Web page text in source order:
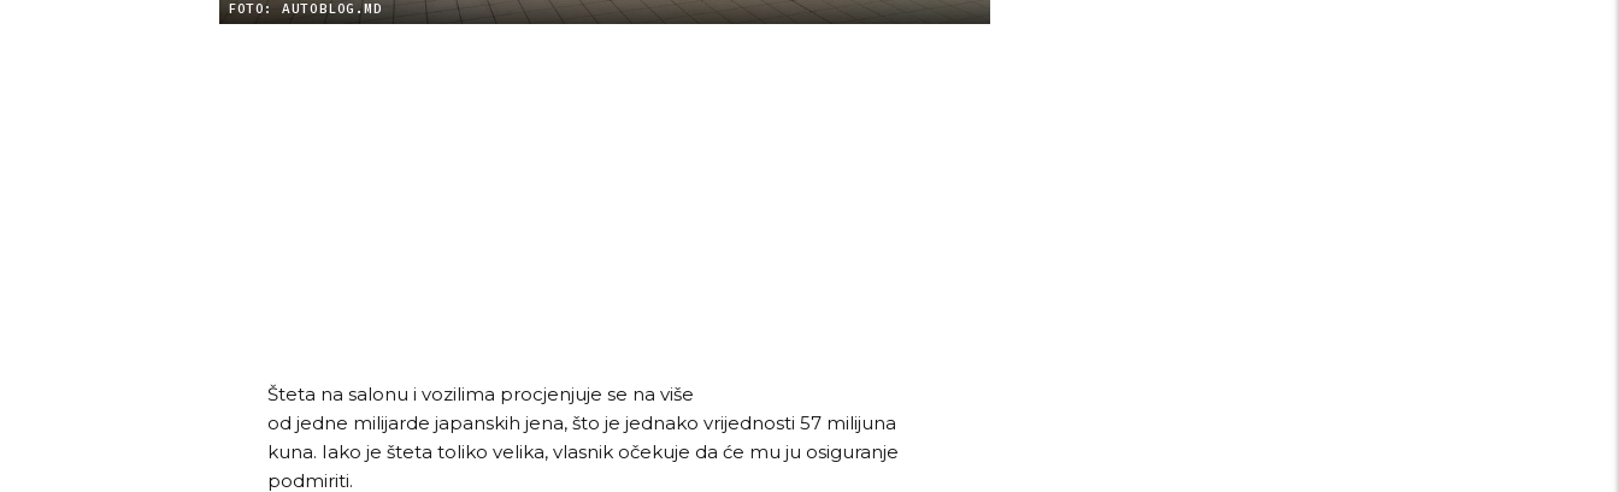
FOTO: AUTOBLOG.MD
Šteta na salonu i vozilima procjenjuje se na više
od jedne milijarde japanskih jena, što je jednako vrijednosti 57 milijuna
kuna. Iako je šteta toliko velika, vlasnik očekuje da će mu ju osiguranje
podmiriti.